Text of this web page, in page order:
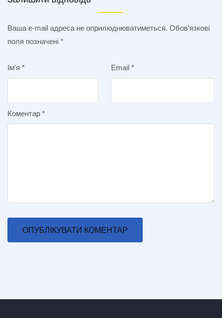
Ваша e-mail адреса не оприлюднюватиметься. Обов’язкові
поля позначені *
Ім'я * Email *
Коментар *